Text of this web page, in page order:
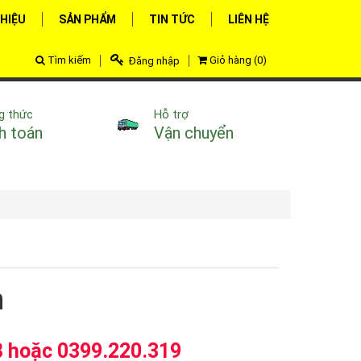
SẢN PHẨM TIN TỨC LIÊN HỆ
Giỏ hàng (0)
Đăng nhập
Tìm kiếm
thức
toán
Hỗ trợ
Vận chuyển
hoặc 0399.220.319